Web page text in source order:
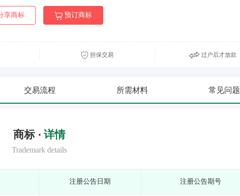
享商标 预订商标
担保交易 过户后才放款
交易流程 所需材料 常见问题
商标 · 详情
Trademark details
注册公告日期 注册公告期号